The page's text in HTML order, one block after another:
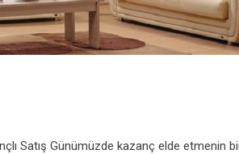
Satış Günümüzde kazanç elde etmenin